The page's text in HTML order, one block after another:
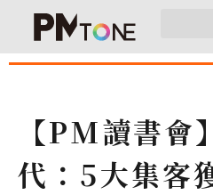
【PM讀書會
代：5大集客